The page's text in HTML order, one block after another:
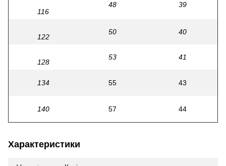
116
48 39
122
50 40
128
53 41
134 55 43
140 57 44
Характеристики